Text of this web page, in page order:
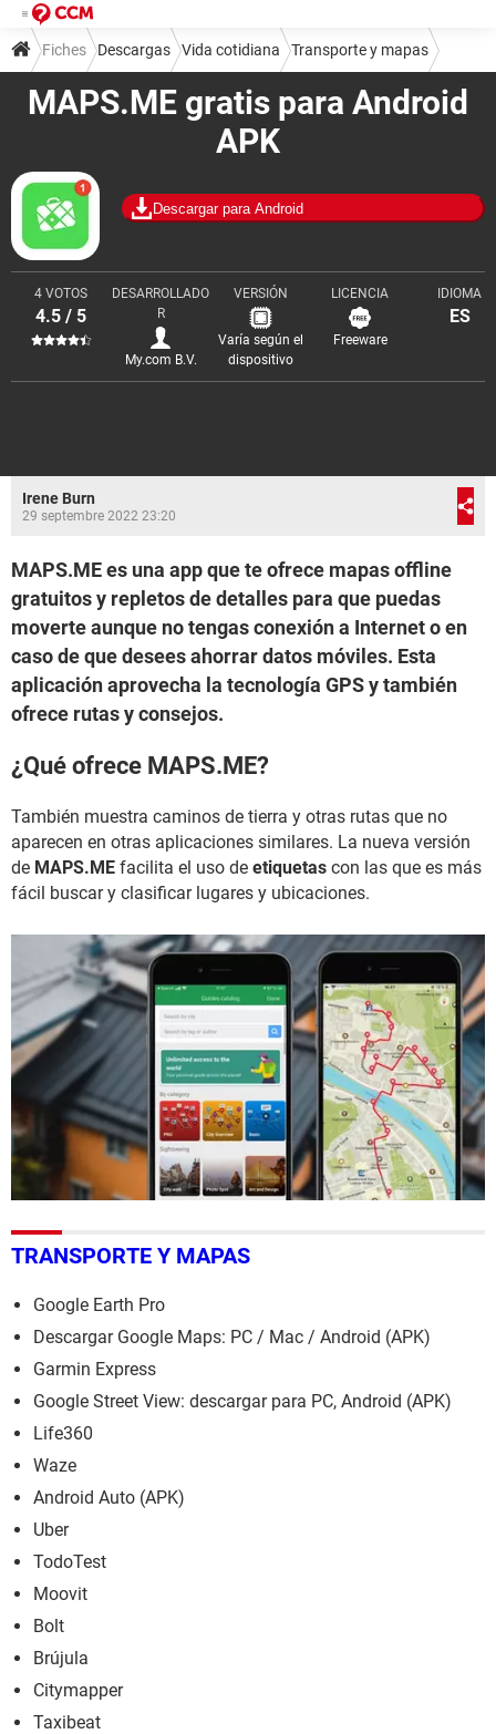
MAPS.ME gratis para Android
APK
Descargar para Android
4 VOTOS
4.5 / 5
DESARROLLADO
R
My.com B.V.
VERSIÓN
Varía según el
dispositivo
LICENCIA
Freeware
IDIOMA
ES
Fiches Descargas Vida cotidiana Transporte y mapas
Irene Burn
29 septembre 2022 23:20
MAPS.ME es una app que te ofrece mapas offline
gratuitos y repletos de detalles para que puedas
moverte aunque no tengas conexión a Internet o en
caso de que desees ahorrar datos móviles. Esta
aplicación aprovecha la tecnología GPS y también
ofrece rutas y consejos.
¿Qué ofrece MAPS.ME?
También muestra caminos de tierra y otras rutas que no
aparecen en otras aplicaciones similares. La nueva versión
de MAPS.ME facilita el uso de etiquetas con las que es más
fácil buscar y clasificar lugares y ubicaciones.
TRANSPORTE Y MAPAS
Google Earth Pro
Descargar Google Maps: PC / Mac / Android (APK)
Garmin Express
Google Street View: descargar para PC, Android (APK)
Life360
Waze
Android Auto (APK)
Uber
TodoTest
Moovit
Bolt
Brújula
Citymapper
Taxibeat